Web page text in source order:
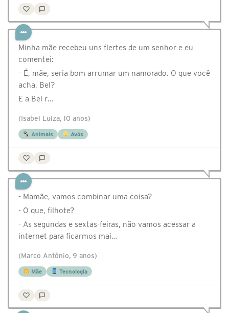
Minha mãe recebeu uns flertes de um senhor e eu
comentei:
– É, mãe, seria bom arrumar um namorado. O que você
acha, Bel?
E a Bel r…
(Isabel Luiza, 10 anos)
Animais Avós
- Mamãe, vamos combinar uma coisa?
- O que, filhote?
- As segundas e sextas-feiras, não vamos acessar a
internet para ficarmos mai…
(Marco Antônio, 9 anos)
Mãe Tecnologia